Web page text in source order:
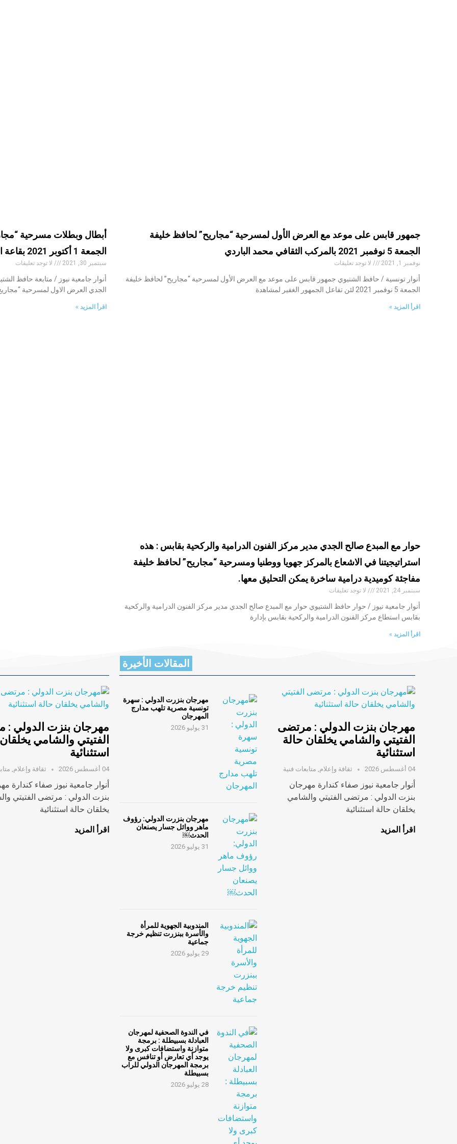
جمهور قابس على موعد مع العرض الأول لمسرحية “مجاريح” لحافظ خليفة
الجمعة 5 نوفمبر 2021 بالمركب الثقافي محمد الباردي
نوفمبر 1, 2021 لا توجد تعليقات
أنوار تونسية / حافظ الشتيوي جمهور قابس على موعد مع العرض الأول لمسرحية “مجاريح” لحافظ خليفة
الجمعة 5 نوفمبر 2021 لئن تفاعل الجمهور الغفير لمشاهدة
اقرأ المزيد »
أبطال وبطلات مسرحية
الجمعة 1 أكتوبر 2021 بقاعة الفن الرابع
سبتمبر 30, 2021 لا توجد تعليقات
أنوار جامعية نيوز / متابعة حافظ
الجدي العرض الاول لمسرحية
اقرأ المزيد »
حوار مع المبدع صالح الجدي مدير مركز الفنون الدرامية والركحية بقابس : هذه
استراتيجيتنا في الاشعاع بالمركز جهويا ووطنيا ومسرحية “مجاريح” لحافظ خليفة
مفاجئة كوميدية درامية ساخرة يمكن التحليق معها.
سبتمبر 24, 2021 لا توجد تعليقات
أنوار جامعية نيوز / حوار حافظ الشتيوي حوار مع المبدع صالح الجدي مدير مركز الفنون الدرامية والركحية
بقابس استطاع مركز الفنون الدرامية والركحية بقابس بإدارة
اقرأ المزيد »
المقالات الأخيرة
مهرجان بنزت الدولي : مرتضى
الفتيتي والشامي يخلقان حالة
استثنائية
04 أغسطس 2026 ثقافة وإعلام, متابعات فنية
أنوار جامعية نيوز صفاء كندارة مهرجان
بنزت الدولي : مرتضى الفتيتي والشامي
يخلقان حالة استثنائية
اقرأ المزيد
مهرجان بنزرت الدولي : سهرة
تونسية مصرية تلهب مدارج
المهرجان
31 يوليو 2026
مهرجان بنزرت الدولي: رؤوف
ماهر ووائل جسار يصنعان
الحدث￼
31 يوليو 2026
المندوبية الجهوية للمرأة
والأسرة ببنزرت تنظيم خرجة
جماعية
29 يوليو 2026
في الندوة الصحفية لمهرجان
العبادلة بسبيطلة : برمجة
متوازنة واستضافات كبرى ولا
يوجد أي تعارض أو تنافس مع
برمجة المهرجان الدولي للراب
بسبيطلة
28 يوليو 2026
مهرجان بنزت الدولي :
الفتيتي والشامي
استثنائية
04 أغسطس 2026 ثقافة وإعلام,
أنوار جامعية نيوز صفاء كندارة
بنزت الدولي : مرتضى الفتيتي
يخلقان حالة استثنائية
اقرأ المزيد